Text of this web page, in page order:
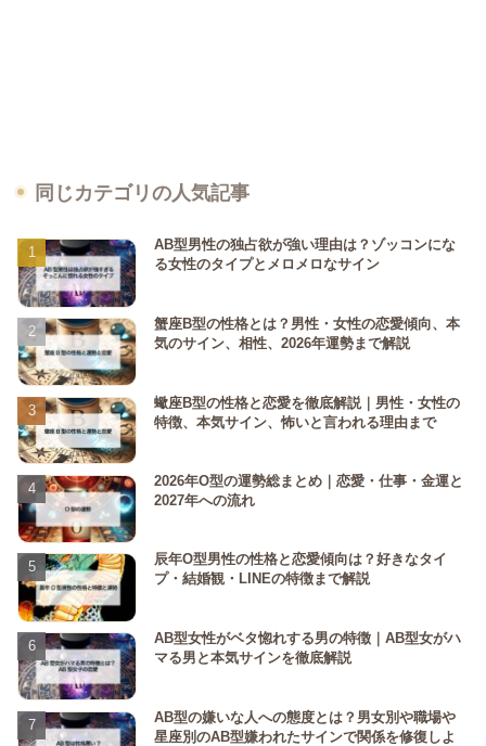
同じカテゴリの人気記事
AB型男性の独占欲が強い理由は？ゾッコンにな
る女性のタイプとメロメロなサイン
蟹座B型の性格とは？男性・女性の恋愛傾向、本
気のサイン、相性、2026年運勢まで解説
蠍座B型の性格と恋愛を徹底解説｜男性・女性の
特徴、本気サイン、怖いと言われる理由まで
2026年O型の運勢総まとめ｜恋愛・仕事・金運と
2027年への流れ
辰年O型男性の性格と恋愛傾向は？好きなタイ
プ・結婚観・LINEの特徴まで解説
AB型女性がベタ惚れする男の特徴｜AB型女がハ
マる男と本気サインを徹底解説
AB型の嫌いな人への態度とは？男女別や職場や
星座別のAB型嫌われたサインで関係を修復しよ